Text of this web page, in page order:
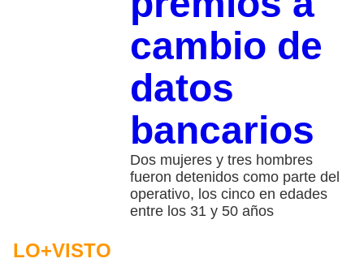
cambio de
datos
bancarios
Dos mujeres y tres hombres
fueron detenidos como parte del
operativo, los cinco en edades
entre los 31 y 50 años
LO+VISTO